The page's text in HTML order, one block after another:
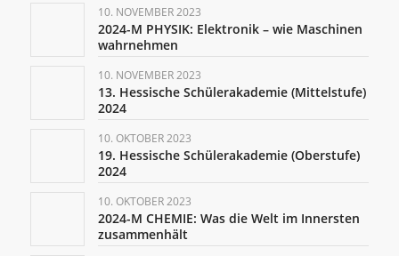
10. NOVEMBER 2023
2024-M PHYSIK: Elektronik – wie Maschinen
wahrnehmen
10. NOVEMBER 2023
13. Hessische Schülerakademie (Mittelstufe)
2024
10. OKTOBER 2023
19. Hessische Schülerakademie (Oberstufe)
2024
10. OKTOBER 2023
2024-M CHEMIE: Was die Welt im Innersten
zusammenhält